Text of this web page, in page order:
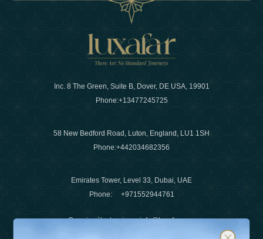
Inc. 8 The Green, Suite B, Dover, DE USA, 19901
Phone:+13477245725
58 New Bedford Road, Luton, England, LU1 1SH
Phone:+442034682356
Emirates Tower, Level 33, Dubai, UAE
Phone: +971552944761
Courrier électronique:info@luxafar.com
Souhaitez-vous en savoir plus sur les dernières
Abonnez-vous à notre newsletter et restez informé